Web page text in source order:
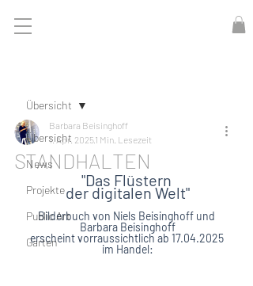
Übersicht
News
Projekte
Public Art
Garten
Übersicht
STANDHALTEN
Barbara Beisinghoff
1. Apr. 20251 Min. Lesezeit
"Das Flüstern
der digitalen Welt"
Bilderbuch von Niels Beisinghoff und
Barbara Beisinghoff
erscheint vorraussichtlich ab 17.04.2025
im Handel: